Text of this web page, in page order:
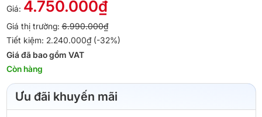
Giá: 4.750.000₫
Giá thị trường:6.990.000₫
Tiết kiệm: 2.240.000₫ (-32%)
Giá đã bao gồm VAT
Còn hàng
Ưu đãi khuyến mãi